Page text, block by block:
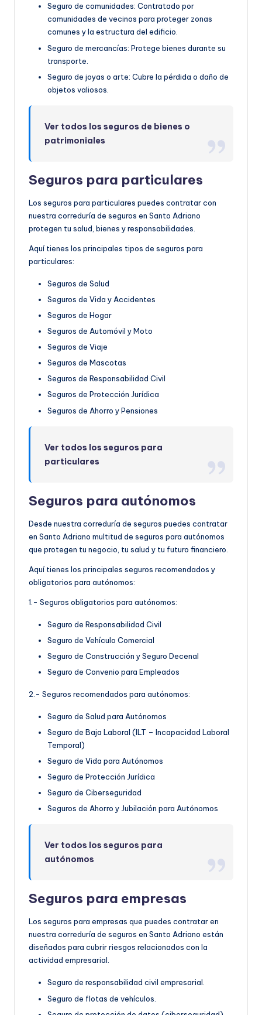
Seguro de comunidades: Contratado por
comunidades de vecinos para proteger zonas
comunes y la estructura del edificio.
Seguro de mercancías: Protege bienes durante su
transporte.
Seguro de joyas o arte: Cubre la pérdida o daño de
objetos valiosos.
Ver todos los seguros de bienes o
patrimoniales
Seguros para particulares
Los seguros para particulares puedes contratar con
nuestra correduría de seguros en Santo Adriano
protegen tu salud, bienes y responsabilidades.
Aquí tienes los principales tipos de seguros para
particulares:
Seguros de Salud
Seguros de Vida y Accidentes
Seguros de Hogar
Seguros de Automóvil y Moto
Seguros de Viaje
Seguros de Mascotas
Seguros de Responsabilidad Civil
Seguros de Protección Jurídica
Seguros de Ahorro y Pensiones
Ver todos los seguros para
particulares
Seguros para autónomos
Desde nuestra correduría de seguros puedes contratar
en Santo Adriano multitud de seguros para autónomos
que protegen tu negocio, tu salud y tu futuro financiero.
Aquí tienes los principales seguros recomendados y
obligatorios para autónomos:
1.- Seguros obligatorios para autónomos:
Seguro de Responsabilidad Civil
Seguro de Vehículo Comercial
Seguro de Construcción y Seguro Decenal
Seguro de Convenio para Empleados
2.- Seguros recomendados para autónomos:
Seguro de Salud para Autónomos
Seguro de Baja Laboral (ILT – Incapacidad Laboral
Temporal)
Seguro de Vida para Autónomos
Seguro de Protección Jurídica
Seguro de Ciberseguridad
Seguros de Ahorro y Jubilación para Autónomos
Ver todos los seguros para
autónomos
Seguros para empresas
Los seguros para empresas que puedes contratar en
nuestra correduría de seguros en Santo Adriano están
diseñados para cubrir riesgos relacionados con la
actividad empresarial.
Seguro de responsabilidad civil empresarial.
Seguro de flotas de vehículos.